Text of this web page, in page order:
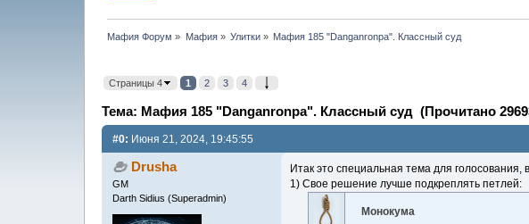
Мафия Форум » Мафия» Улитки» Мафия 185 "Danganronpa". Классный суд
Страницы 4
1 2 3 4
Тема: Мафия 185 "Danganronpa". Классный суд (Прочитано
#0: Июня 21, 2024, 19:45:55
Drusha
GM
Darth Sidius (Superadmin)
Итак это специальная тема для
1) Свое решение лучше подкреплять петлей:
Монокума